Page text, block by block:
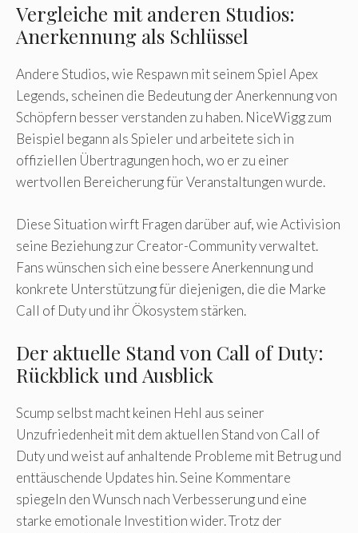
Vergleiche mit anderen Studios:
Anerkennung als Schlüssel
Andere Studios, wie Respawn mit seinem Spiel Apex
Legends, scheinen die Bedeutung der Anerkennung von
Schöpfern besser verstanden zu haben. NiceWigg zum
Beispiel begann als Spieler und arbeitete sich in
offiziellen Übertragungen hoch, wo er zu einer
wertvollen Bereicherung für Veranstaltungen wurde.
Diese Situation wirft Fragen darüber auf, wie Activision
seine Beziehung zur Creator-Community verwaltet.
Fans wünschen sich eine bessere Anerkennung und
konkrete Unterstützung für diejenigen, die die Marke
Call of Duty und ihr Ökosystem stärken.
Der aktuelle Stand von Call of Duty:
Rückblick und Ausblick
Scump selbst macht keinen Hehl aus seiner
Unzufriedenheit mit dem aktuellen Stand von Call of
Duty und weist auf anhaltende Probleme mit Betrug und
enttäuschende Updates hin. Seine Kommentare
spiegeln den Wunsch nach Verbesserung und eine
starke emotionale Investition wider. Trotz der